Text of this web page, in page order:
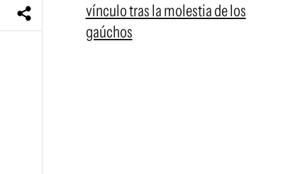
vínculo tras la molestia de los
gaúchos